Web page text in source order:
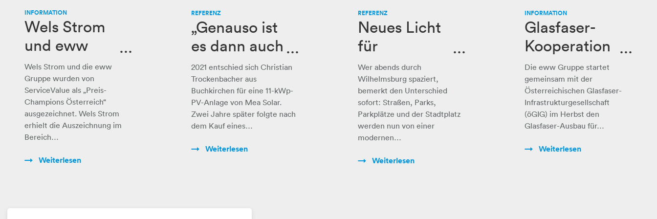
INFORMATION
Wels Strom
und eww
Gruppe sind
„Preis-
Champions“
Wels Strom und die eww
Gruppe wurden von
ServiceValue als „Preis-
Champions Österreich“
ausgezeichnet. Wels Strom
erhielt die Auszeichnung im
Bereich…
Weiterlesen
REFERENZ
„Genauso ist
es dann auch
eingetroffen“
2021 entschied sich Christian
Trockenbacher aus
Buchkirchen für eine 11-kWp-
PV-Anlage von Mea Solar.
Zwei Jahre später folgte nach
dem Kauf eines…
Weiterlesen
REFERENZ
Neues Licht
für
Wilhelmsbur
g: Bis zu 63
Prozent
weniger
Stromverbra
uch
Wer abends durch
Wilhelmsburg spaziert,
bemerkt den Unterschied
sofort: Straßen, Parks,
Parkplätze und der Stadtplatz
werden nun von einer
modernen…
Weiterlesen
INFORMATION
Glasfaser-
Kooperation
für Wels:
Highspeed-
Internet mit
freier
Die eww Gruppe startet
gemeinsam mit der
Österreichischen Glasfaser-
Infrastrukturgesellschaft
(öGIG) im Herbst den
Glasfaser-Ausbau für…
Weiterlesen